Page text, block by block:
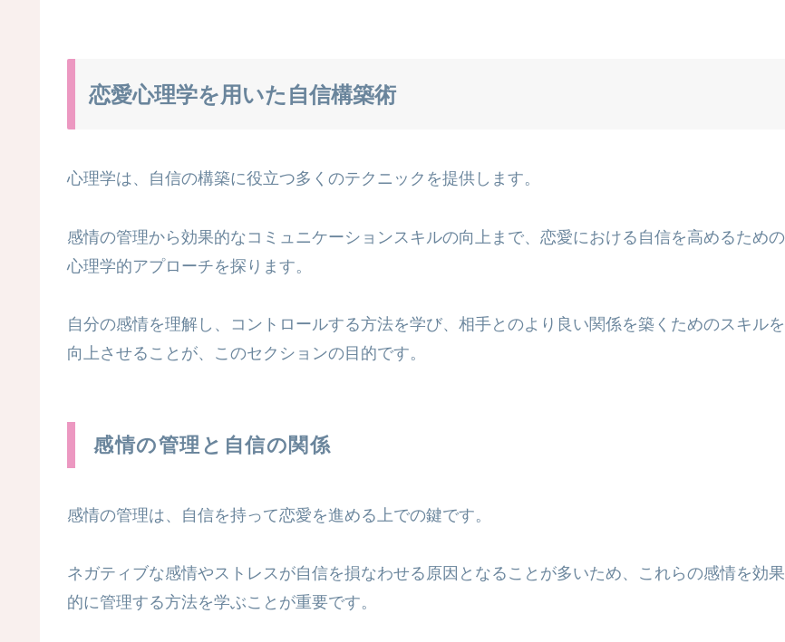
恋愛心理学を用いた自信構築術
心理学は、自信の構築に役立つ多くのテクニックを提供します。
感情の管理から効果的なコミュニケーションスキルの向上まで、恋愛における自信を高めるための
心理学的アプローチを探ります。
自分の感情を理解し、コントロールする方法を学び、相手とのより良い関係を築くためのスキルを
向上させることが、このセクションの目的です。
感情の管理と自信の関係
感情の管理は、自信を持って恋愛を進める上での鍵です。
ネガティブな感情やストレスが自信を損なわせる原因となることが多いため、これらの感情を効果
的に管理する方法を学ぶことが重要です。